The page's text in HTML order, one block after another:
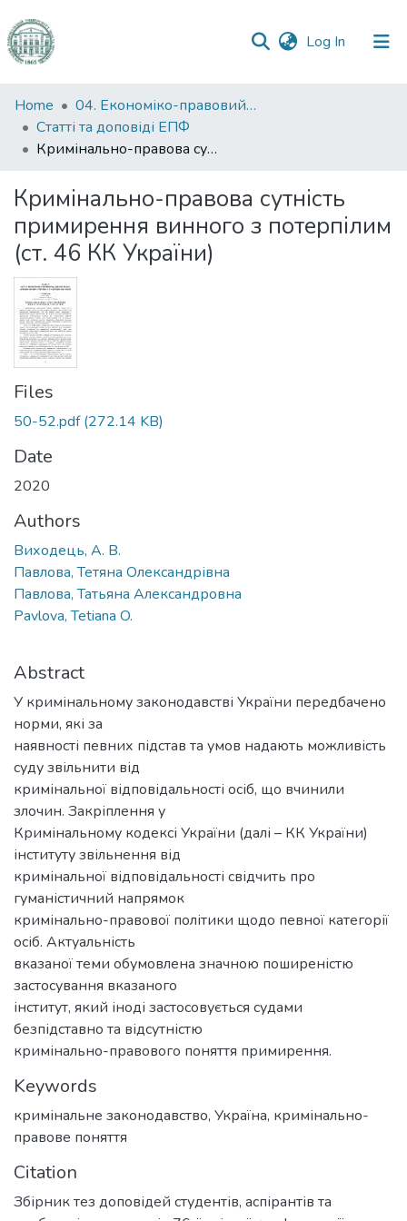
Log In (current)
Communities
&
Collections
Statistics
Home
04. Економіко-правовий факультет
Статті та доповіді ЕПФ
Кримінально-правова сутність примирення винного з потерпілим (ст. 46 КК України)
Кримінально-правова сутність
примирення винного з потерпілим
(ст. 46 КК України)
Files
50-52.pdf(272.14 KB)
Date
2020
Authors
Виходець, А. В.
Павлова, Тетяна Олександрівна
Павлова, Татьяна Александровна
Pavlova, Tetiana O.
Abstract
У кримінальному законодавстві України передбачено
норми, які за
наявності певних підстав та умов надають можливість
суду звільнити від
кримінальної відповідальності осіб, що вчинили
злочин. Закріплення у
Кримінальному кодексі України (далі – КК України)
інституту звільнення від
кримінальної відповідальності свідчить про
гуманістичний напрямок
кримінально-правової політики щодо певної категорії
осіб. Актуальність
вказаної теми обумовлена значною поширеністю
застосування вказаного
інститут, який іноді застосовується судами
безпідставно та відсутністю
кримінально-правового поняття примирення.
Keywords
кримінальне законодавство, Україна, кримінально-
правове поняття
Citation
Збірник тез доповідей студентів, аспірантів та